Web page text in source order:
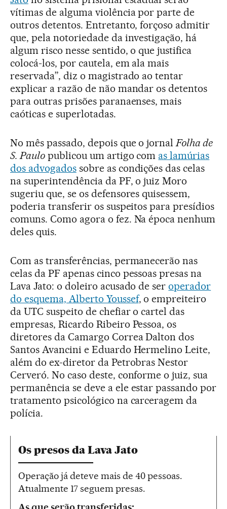
vítimas de alguma violência por parte de
outros detentos. Entretanto, forçoso admitir
que, pela notoriedade da investigação, há
algum risco nesse sentido, o que justifica
colocá-los, por cautela, em ala mais
reservada”, diz o magistrado ao tentar
explicar a razão de não mandar os detentos
para outras prisões paranaenses, mais
caóticas e superlotadas.
No mês passado, depois que o jornalFolha de
S. Paulopublicou um artigo com as lamúrias
dos advogadossobre as condições das celas
na superintendência da PF, o juiz Moro
sugeriu que, se os defensores quisessem,
poderia transferir os suspeitos para presídios
comuns. Como agora o fez. Na época nenhum
deles quis.
Com as transferências, permanecerão nas
celas da PF apenas cinco pessoas presas na
Lava Jato: o doleiro acusado de seroperador
do esquema, Alberto Youssef, o empreiteiro
da UTC suspeito de chefiar o cartel das
empresas, Ricardo Ribeiro Pessoa, os
diretores da Camargo Correa Dalton dos
Santos Avancini e Eduardo Hermelino Leite,
além do ex-diretor da Petrobras Nestor
Cerveró. No caso deste, conforme o juiz, sua
permanência se deve a ele estar passando por
tratamento psicológico na carceragem da
polícia.
Os presos da Lava Jato
Operação já deteve mais de 40 pessoas.
Atualmente 17 seguem presas.